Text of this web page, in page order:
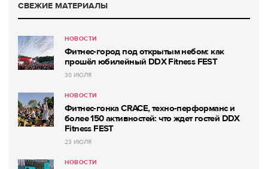
СВЕЖИЕ МАТЕРИАЛЫ
НОВОСТИ
Фитнес-город под открытым небом: как
прошёл юбилейный DDX Fitness FEST
30 ИЮЛЯ
НОВОСТИ
Фитнес-гонка CRACE, техно-перформанс и
более 150 активностей: что ждет гостей DDX
Fitness FEST
23 ИЮЛЯ
НОВОСТИ